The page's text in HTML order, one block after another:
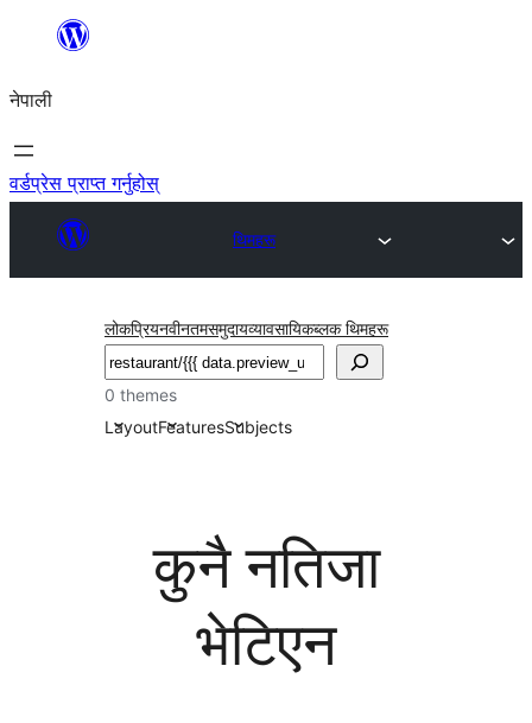
सामग्रीमा
नेपाली
वर्डप्रेस प्राप्त गर्नुहोस्
थिमहरू
लोकप्रियनवीनतमसमुदायव्यावसायिकब्लक थिमहरू
खोज्नुहोस्
0 themes
LayoutFeaturesSubjects
कुनै नतिजा
भेटिएन